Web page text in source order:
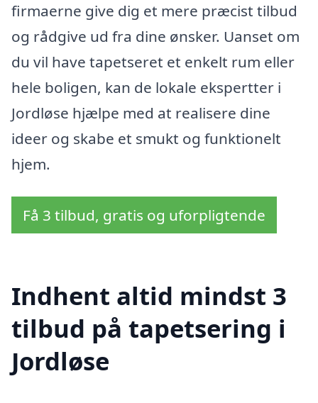
firmaerne give dig et mere præcist tilbud
og rådgive ud fra dine ønsker. Uanset om
du vil have tapetseret et enkelt rum eller
hele boligen, kan de lokale ekspertter i
Jordløse hjælpe med at realisere dine
ideer og skabe et smukt og funktionelt
hjem.
Få 3 tilbud, gratis og uforpligtende
Indhent altid mindst 3
tilbud på tapetsering i
Jordløse